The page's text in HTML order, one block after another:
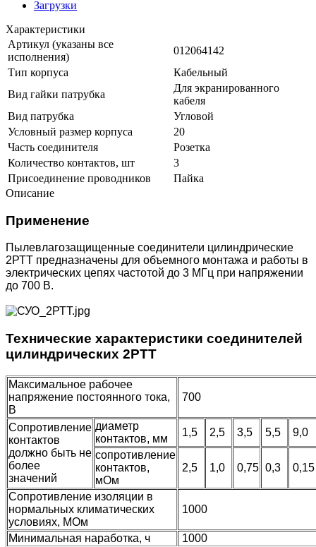
Загрузки
Характеристики
Артикул (указаны все
исполнения)
012064142
Тип корпуса
Кабельный
Вид гайки патрубка
Для экранированного
кабеля
Вид патрубка
Угловой
Условный размер корпуса
20
Часть соединителя
Розетка
Количество контактов, шт
3
Присоединение проводников
Пайка
Описание
Применение
Пылевлагозащищенные соединители цилиндрические
2РТТ предназначены для объемного монтажа и работы в
электрических цепях частотой до 3 МГц при напряжении
до 700 В.
Технические характеристики соединителей
цилиндрических 2РТТ
Максимальное рабочее
напряжение постоянного тока,
В
700
Сопротивление
контактов
должно быть не
более
значений
диаметр
контактов, мм
1,5 2,5 3,5 5,5
9,0
сопротивление
контактов,
мОм
2,5 1,0 0,75 0,3
Сопротивление изоляции в
нормальных климатических
условиях, МОм
1000
Минимальная наработка, ч
1000